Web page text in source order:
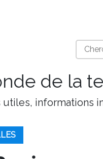
de la
informations